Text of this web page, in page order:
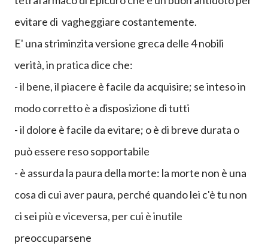
Sul discorso vivere il presente molti filosofi greci
hanno offerto spunti stimolanti
tetrafarmaco di Epicuro che è un buon antidoto per
evitare di vagheggiare costantemente.
E' una striminzita versione greca delle 4 nobili
verità, in pratica dice che:
- il bene, il piacere è facile da acquisire; se inteso in
modo corretto è a disposizione di tutti
- il dolore è facile da evitare; o è di breve durata o
può essere reso sopportabile